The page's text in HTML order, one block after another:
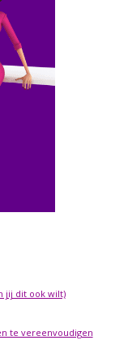
jij dit ook wilt)
te vereenvoudigen